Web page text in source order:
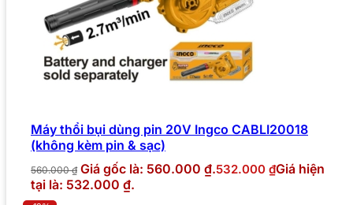
Máy thổi bụi dùng pin 20V Ingco CABLI20018
(không kèm pin & sạc)
560.000₫ Giá gốc là: 560.000 ₫.532.000 ₫Giá hiện
tại là: 532.000 ₫.